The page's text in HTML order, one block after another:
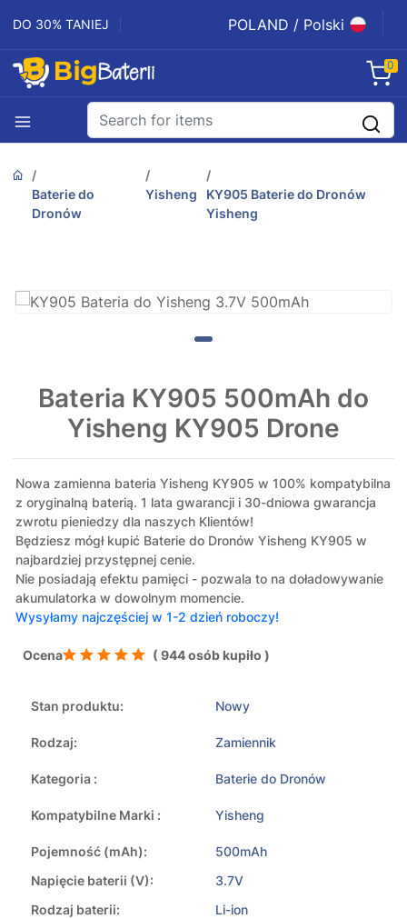
DO 30% TANIEJ POLAND / Polski
0
Baterie do
Dronów
Yisheng
KY905 Baterie do Dronów
Yisheng
Bateria KY905 500mAh do
Yisheng KY905 Drone
Nowa zamienna bateria Yisheng KY905 w 100% kompatybilna
z oryginalną baterią. 1 lata gwarancji i 30-dniowa gwarancja
zwrotu pieniedzy dla naszych Klientów!
Będziesz mógł kupić Baterie do Dronów Yisheng KY905 w
najbardziej przystępnej cenie.
Nie posiadają efektu pamięci - pozwala to na doładowywanie
akumulatorka w dowolnym momencie.
Wysyłamy najczęściej w 1-2 dzień roboczy!
Ocena ( 944 osób kupiło )
Stan produktu: Nowy
Rodzaj: Zamiennik
Kategoria : Baterie do Dronów
Kompatybilne Marki : Yisheng
Pojemność (mAh):
500mAh
Napięcie baterii (V):
3.7V
Rodzaj baterii:
Li-ion